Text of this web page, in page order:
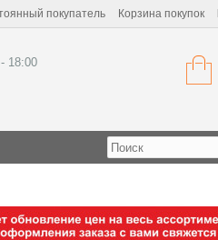
покупатель Корзина покупок
18:00